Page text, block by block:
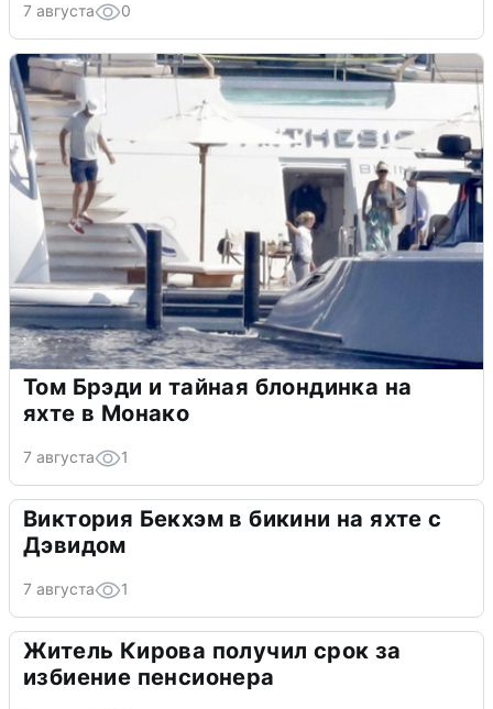
7 августа 0
Том Брэди и тайная блондинка на
яхте в Монако
7 августа 1
Виктория Бекхэм в бикини на яхте с
Дэвидом
7 августа 1
Житель Кирова получил срок за
избиение пенсионера